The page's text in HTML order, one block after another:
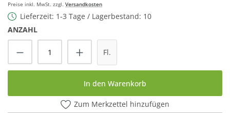
Preise inkl. MwSt. zzgl. Versandkosten
Lieferzeit: 1-3 Tage / Lagerbestand: 10
ANZAHL
Produkt Anzahl: Gib den gewünschten
Fl.
In den Warenkorb
Zum Merkzettel hinzufügen